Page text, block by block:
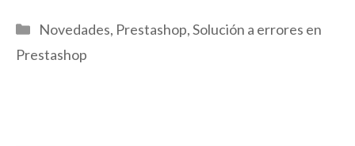
Categorías
Novedades, Prestashop,Solución a errores en
Prestashop